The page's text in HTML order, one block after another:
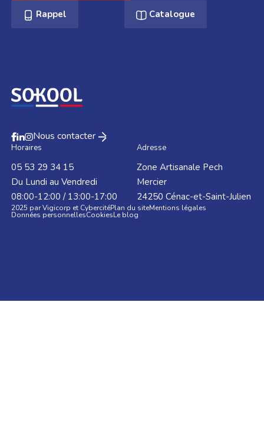
Rappel Catalogue
Nous contacter
Horaires
05 53 29 34 15
Du Lundi au Vendredi
08:00-12:00 / 13:00-17:00
Adresse
Zone Artisanale Pech
Mercier
24250 Cénac-et-Saint-Julien
2025 par Vigicorp et CybercitéPlan du siteMentions légales
Données personnellesCookiesLe blog